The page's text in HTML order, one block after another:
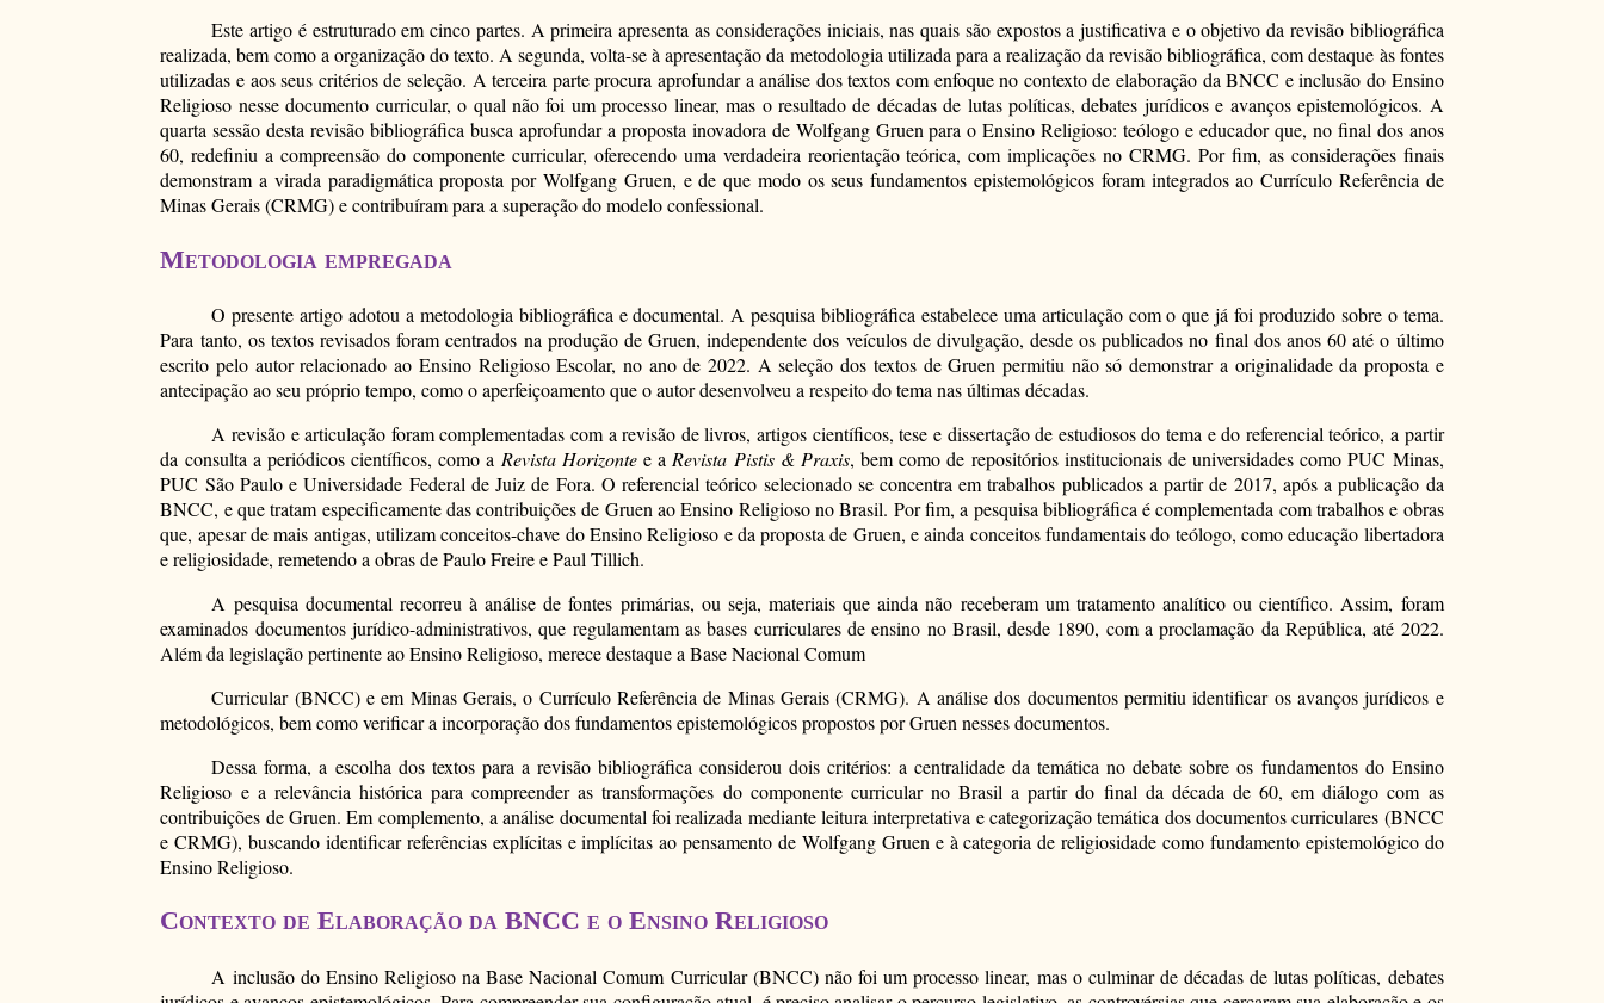
Este artigo é estruturado em cinco partes. A primeira apresenta as considerações iniciais, nas quais são expostos a justificativa e o objetivo da revisão bibliográfica
realizada, bem como a organização do texto. A segunda, volta-se à apresentação da metodologia utilizada para a realização da revisão bibliográfica, com destaque às fontes
utilizadas e aos seus critérios de seleção. A terceira parte procura aprofundar a análise dos textos com enfoque no contexto de elaboração da BNCC e inclusão do Ensino
Religioso nesse documento curricular, o qual não foi um processo linear, mas o resultado de décadas de lutas políticas, debates jurídicos e avanços epistemológicos. A
quarta sessão desta revisão bibliográfica busca aprofundar a proposta inovadora de Wolfgang Gruen para o Ensino Religioso: teólogo e educador que, no final dos anos
60, redefiniu a compreensão do componente curricular, oferecendo uma verdadeira reorientação teórica, com implicações no CRMG. Por fim, as considerações finais
demonstram a virada paradigmática proposta por Wolfgang Gruen, e de que modo os seus fundamentos epistemológicos foram integrados ao Currículo Referência de
Minas Gerais (CRMG) e contribuíram para a superação do modelo confessional.
Metodologia empregada
O presente artigo adotou a metodologia bibliográfica e documental. A pesquisa bibliográfica estabelece uma articulação com o que já foi produzido sobre o tema.
Para tanto, os textos revisados foram centrados na produção de Gruen, independente dos veículos de divulgação, desde os publicados no final dos anos 60 até o último
escrito pelo autor relacionado ao Ensino Religioso Escolar, no ano de 2022. A seleção dos textos de Gruen permitiu não só demonstrar a originalidade da proposta e
antecipação ao seu próprio tempo, como o aperfeiçoamento que o autor desenvolveu a respeito do tema nas últimas décadas.
A revisão e articulação foram complementadas com a revisão de livros, artigos científicos, tese e dissertação de estudiosos do tema e do referencial teórico, a partir
da consulta a periódicos científicos, como a Revista Horizontee a Revista Pistis & Praxis, bem como de repositórios institucionais de universidades como PUC Minas,
PUC São Paulo e Universidade Federal de Juiz de Fora. O referencial teórico selecionado se concentra em trabalhos publicados a partir de 2017, após a publicação da
BNCC, e que tratam especificamente das contribuições de Gruen ao Ensino Religioso no Brasil. Por fim, a pesquisa bibliográfica é complementada com trabalhos e obras
que, apesar de mais antigas, utilizam conceitos-chave do Ensino Religioso e da proposta de Gruen, e ainda conceitos fundamentais do teólogo, como educação libertadora
e religiosidade, remetendo a obras de Paulo Freire e Paul Tillich.
A pesquisa documental recorreu à análise de fontes primárias, ou seja, materiais que ainda não receberam um tratamento analítico ou científico. Assim, foram
examinados documentos jurídico-administrativos, que regulamentam as bases curriculares de ensino no Brasil, desde 1890, com a proclamação da República, até 2022.
Além da legislação pertinente ao Ensino Religioso, merece destaque a Base Nacional Comum
Curricular (BNCC) e em Minas Gerais, o Currículo Referência de Minas Gerais (CRMG). A análise dos documentos permitiu identificar os avanços jurídicos e
metodológicos, bem como verificar a incorporação dos fundamentos epistemológicos propostos por Gruen nesses documentos.
Dessa forma, a escolha dos textos para a revisão bibliográfica considerou dois critérios: a centralidade da temática no debate sobre os fundamentos do Ensino
Religioso e a relevância histórica para compreender as transformações do componente curricular no Brasil a partir do final da década de 60, em diálogo com as
contribuições de Gruen. Em complemento, a análise documental foi realizada mediante leitura interpretativa e categorização temática dos documentos curriculares (BNCC
e CRMG), buscando identificar referências explícitas e implícitas ao pensamento de Wolfgang Gruen e à categoria de religiosidade como fundamento epistemológico do
Ensino Religioso.
Contexto de Elaboração da BNCC e o Ensino Religioso
A inclusão do Ensino Religioso na Base Nacional Comum Curricular (BNCC) não foi um processo linear, mas o culminar de décadas de lutas políticas, debates